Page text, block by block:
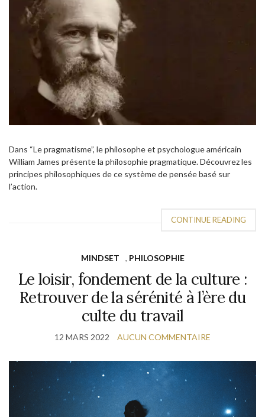
Dans “Le pragmatisme”, le philosophe et psychologue américain
William James présente la philosophie pragmatique. Découvrez les
principes philosophiques de ce système de pensée basé sur
l’action.
CONTINUE READING
MINDSET , PHILOSOPHIE
Le loisir, fondement de la culture :
Retrouver de la sérénité à l’ère du
culte du travail
12 MARS 2022 AUCUN COMMENTAIRE